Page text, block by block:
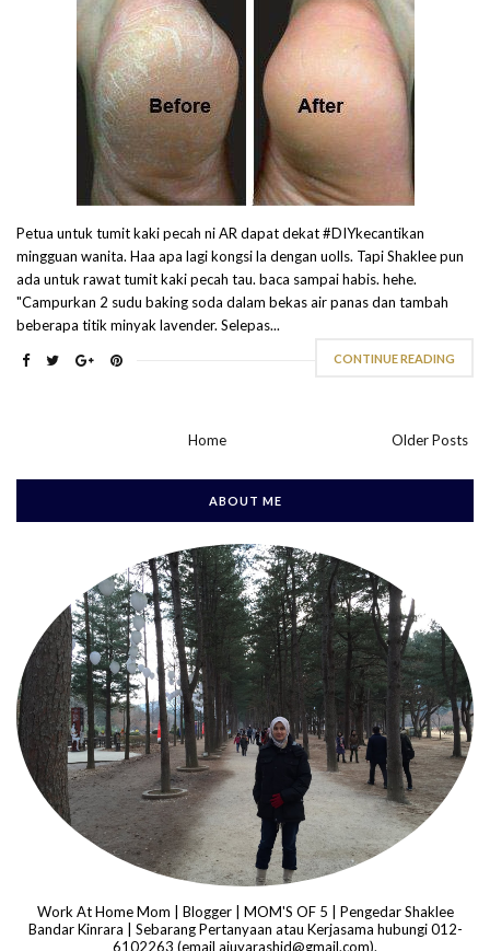
Petua untuk tumit kaki pecah ni AR dapat dekat #DIYkecantikan
mingguan wanita. Haa apa lagi kongsi la dengan uolls. Tapi Shaklee pun
ada untuk rawat tumit kaki pecah tau. baca sampai habis. hehe.
"Campurkan 2 sudu baking soda dalam bekas air panas dan tambah
beberapa titik minyak lavender. Selepas...
CONTINUE READING
Older Posts
Home
ABOUT ME
Work At Home Mom | Blogger | MOM'S OF 5 | Pengedar Shaklee
Bandar Kinrara | Sebarang Pertanyaan atau Kerjasama hubungi 012-
6102263 (email ajuyarashid@gmail.com).